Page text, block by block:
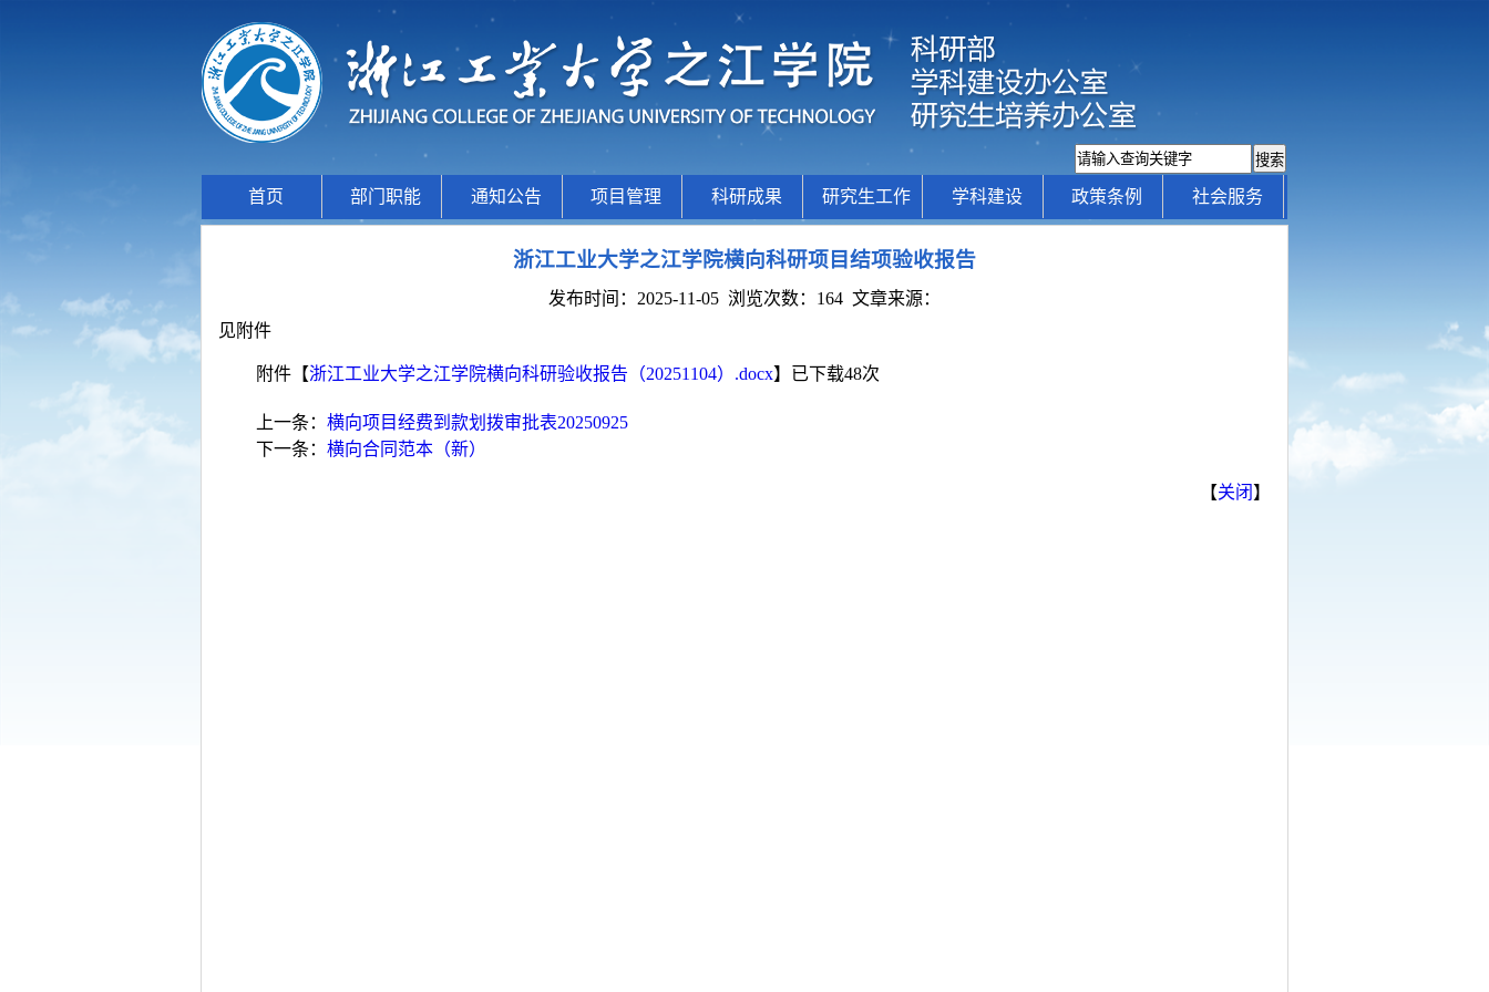
首页 部门职能 通知公告 项目管理 科研成果 研究生工作 学科建设 政策条例 社会服务
浙江工业大学之江学院横向科研项目结项验收报告
发布时间：2025-11-05 浏览次数： 164 文章来源：
见附件
附件【浙江工业大学之江学院横向科研验收报告（20251104）.docx】已下载48次
上一条： 横向项目经费到款划拨审批表20250925
下一条： 横向合同范本（新）
【关闭 】